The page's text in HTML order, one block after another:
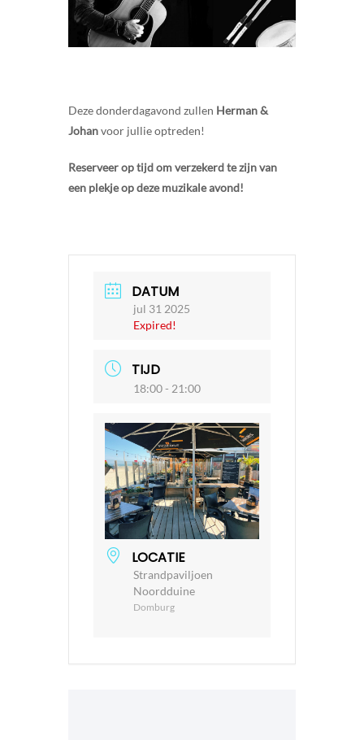
Deze donderdagavond zullen Herman &
Johanvoor jullie optreden!
Reserveer op tijd om verzekerd te zijn van
een plekje op deze muzikale avond!
DATUM
jul 31 2025
Expired!
TIJD
18:00 - 21:00
LOCATIE
Strandpaviljoen
Noordduine
Domburg